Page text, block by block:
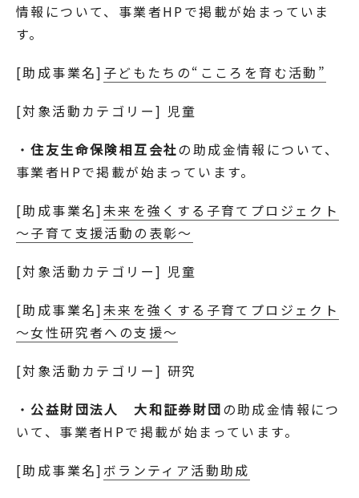
情報について、事業者HPで掲載が始まっていま
す。
[助成事業名] 子どもたちの“こころを育む活動”
[対象活動カテゴリー] 児童
・住友生命保険相互会社の助成金情報について、
事業者HPで掲載が始まっています。
[助成事業名]未来を強くする子育てプロジェクト
～子育て支援活動の表彰～
[対象活動カテゴリー] 児童
[助成事業名]未来を強くする子育てプロジェクト
～女性研究者への支援～
[対象活動カテゴリー] 研究
・公益財団法人 大和証券財団の助成金情報につ
いて、事業者HPで掲載が始まっています。
[助成事業名] ボランティア活動助成